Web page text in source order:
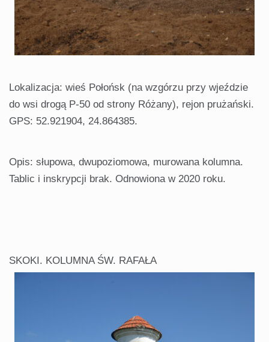
Lokalizacja: wieś Połońsk (na wzgórzu przy wjeździe
do wsi drogą P-50 od strony Różany), rejon prużański.
GPS: 52.921904, 24.864385.
Opis: słupowa, dwupoziomowa, murowana kolumna.
Tablic i inskrypcji brak. Odnowiona w 2020 roku.
SKOKI. KOLUMNA ŚW. RAFAŁA